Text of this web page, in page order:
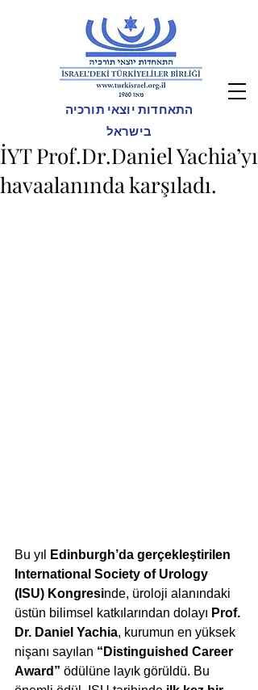
התאחדות יוצאי תורכיה
בישראל
İYT Prof.Dr.Daniel Yachia’yı
havaalanında karşıladı.
Bu yıl
Edinburgh’da gerçekleştirilen
International Society of Urology
(ISU) Kongresinde, üroloji alanındaki
üstün bilimsel katkılarından dolayı Prof.
Dr. Daniel Yachia, kurumun en yüksek
nişanı sayılan “Distinguished Career
Award” ödülüne layık görüldü. Bu